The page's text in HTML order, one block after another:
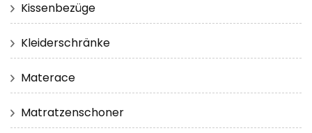
Kissenbezüge
Kleiderschränke
Materace
Matratzenschoner